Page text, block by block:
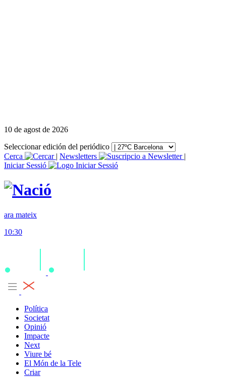
10 de agost de 2026
Seleccionar edición del periódico
Cerca
| Newsletters
|
Iniciar Sessió
ara mateix
10:30
Política
Societat
Opinió
Impacte
Next
Viure bé
El Món de la Tele
Criar